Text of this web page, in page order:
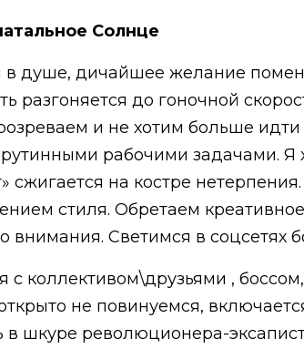
Солнце
в душе, дичайшее желание
разгоняется до гоночной
и не хотим больше
рабочими задачами. Я
сжигается на костре
стиля. Обретаем
внимания. Светимся в соцсетях
с коллективом\друзьями ,
не повинуемся,
в шкуре революционера-